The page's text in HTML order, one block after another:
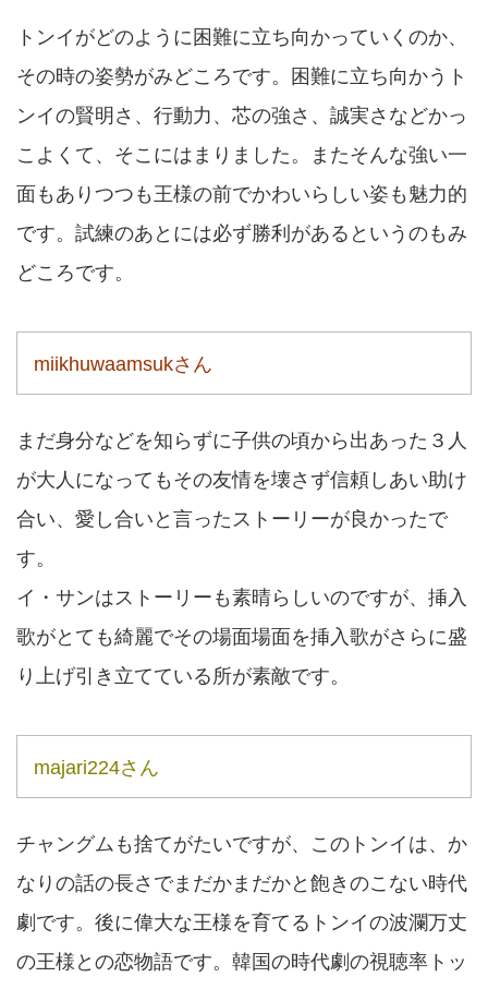
トンイがどのように困難に立ち向かっていくのか、
その時の姿勢がみどころです。困難に立ち向かうト
ンイの賢明さ、行動力、芯の強さ、誠実さなどかっ
こよくて、そこにはまりました。またそんな強い一
面もありつつも王様の前でかわいらしい姿も魅力的
です。試練のあとには必ず勝利があるというのもみ
どころです。
miikhuwaamsukさん
まだ身分などを知らずに子供の頃から出あった３人
が大人になってもその友情を壊さず信頼しあい助け
合い、愛し合いと言ったストーリーが良かったで
す。
イ・サンはストーリーも素晴らしいのですが、挿入
歌がとても綺麗でその場面場面を挿入歌がさらに盛
り上げ引き立てている所が素敵です。
majari224さん
チャングムも捨てがたいですが、このトンイは、か
なりの話の長さでまだかまだかと飽きのこない時代
劇です。後に偉大な王様を育てるトンイの波瀾万丈
の王様との恋物語です。韓国の時代劇の視聴率トッ